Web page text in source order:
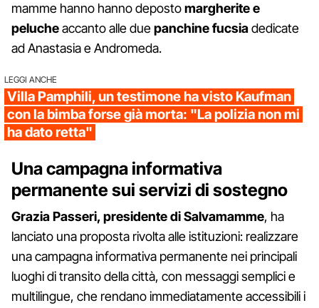
mamme hanno hanno depostomargherite e
pelucheaccanto alle duepanchine fucsiadedicate
ad Anastasia e Andromeda.
LEGGI ANCHE
Villa Pamphili, un testimone ha visto Kaufman
con la bimba forse già morta: "La polizia non mi
ha dato retta"
Una campagna informativa
permanente sui servizi di sostegno
Grazia Passeri, presidente di Salvamamme, ha
lanciato una proposta rivolta alle istituzioni: realizzare
una campagna informativa permanente nei principali
luoghi di transito della città, con messaggi semplici e
multilingue, che rendano immediatamente accessibili i